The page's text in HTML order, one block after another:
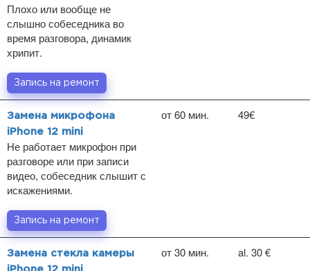
Плохо или вообще не
слышно собеседника во
время разговора, динамик
хрипит.
Запись на ремонт
Замена микрофона
iPhone 12 mini
Не работает микрофон при
разговоре или при записи
видео, собеседник слышит с
искажениями.
от 60 мин. 49€
Запись на ремонт
Замена стекла камеры
iPhone 12 mini
от 30 мин. al. 30 €